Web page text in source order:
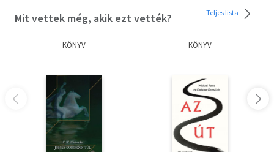
Mit vettek még, akik ezt vették? Teljes lista
KÖNYV KÖNYV